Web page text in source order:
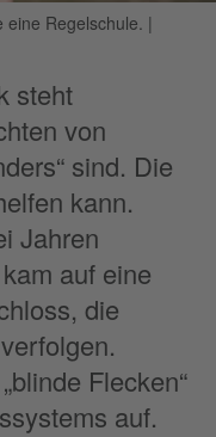
eine Regelschule. |
steht
von
sind. Die
kann.
Jahren
auf eine
die
Flecken“
auf.